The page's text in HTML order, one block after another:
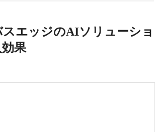
エッジのAIソリューショ
果